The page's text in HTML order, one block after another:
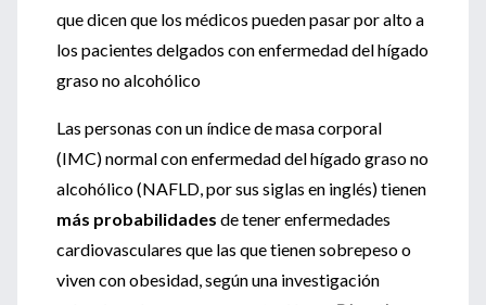
que dicen que los médicos pueden pasar por alto a
los pacientes delgados con enfermedad del hígado
graso no alcohólico
Las personas con un índice de masa corporal
(IMC) normal con enfermedad del hígado graso no
alcohólico (NAFLD, por sus siglas en inglés) tienen
más probabilidades de tener enfermedades
cardiovasculares que las que tienen sobrepeso o
viven con obesidad, según una investigación